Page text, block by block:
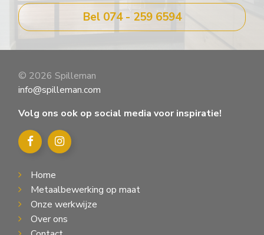
Bel 074 - 259 6594
© 2026 Spilleman
info@spilleman.com
Volg ons ook op social media voor inspiratie!
Home
Metaalbewerking op maat
Onze werkwijze
Over ons